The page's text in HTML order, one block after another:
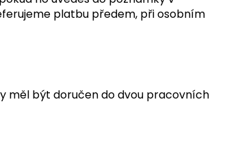
platbu předem, při osobním
měl být doručen do dvou pracovních